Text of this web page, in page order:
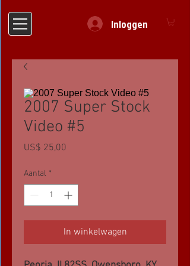
Inloggen
2007 Super Stock
Video #5
US$ 25,00
Aantal *
In winkelwagen